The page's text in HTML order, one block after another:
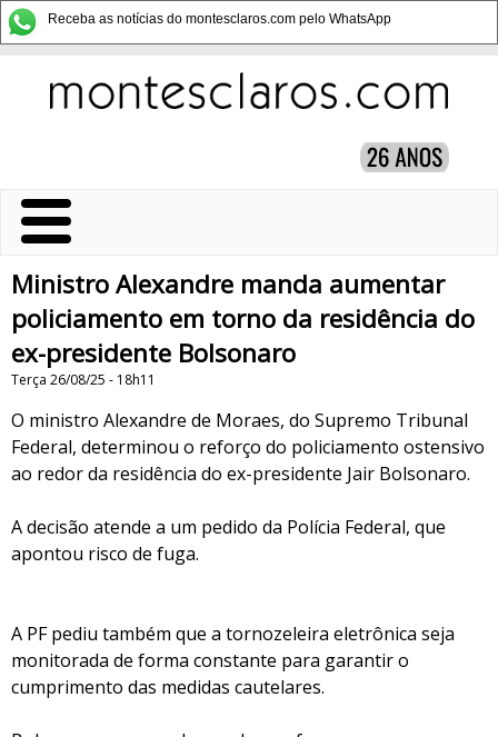
Receba as notícias do montesclaros.com pelo WhatsApp
Ministro Alexandre manda aumentar
policiamento em torno da residência do
ex-presidente Bolsonaro
Terça 26/08/25 - 18h11
O ministro Alexandre de Moraes, do Supremo Tribunal
Federal, determinou o reforço do policiamento ostensivo
ao redor da residência do ex-presidente Jair Bolsonaro.
A decisão atende a um pedido da Polícia Federal, que
apontou risco de fuga.
A PF pediu também que a tornozeleira eletrônica seja
monitorada de forma constante para garantir o
cumprimento das medidas cautelares.